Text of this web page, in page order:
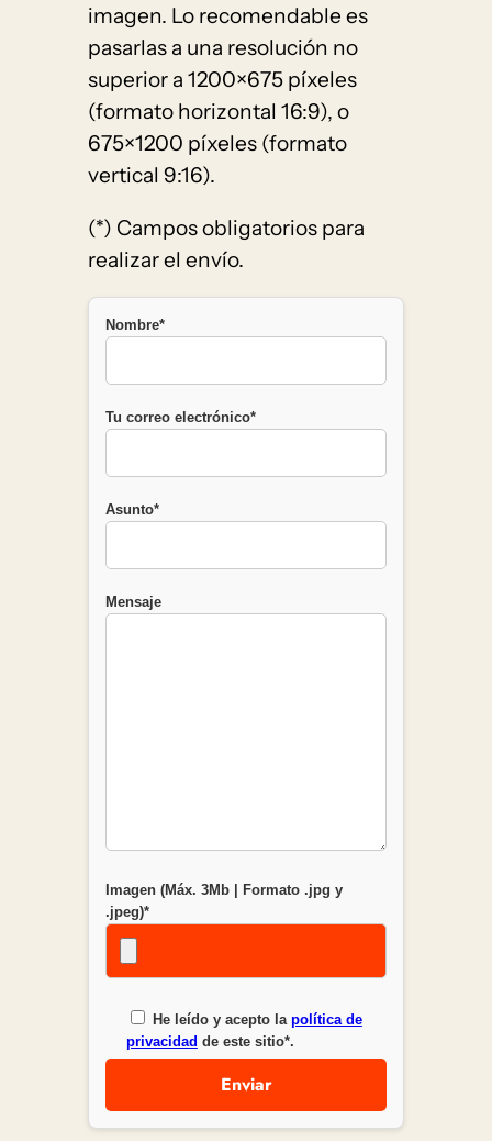
imagen. Lo recomendable es
pasarlas a una resolución no
superior a 1200×675 píxeles
(formato horizontal 16:9), o
675×1200 píxeles (formato
vertical 9:16).
(*) Campos obligatorios para
realizar el envío.
Nombre*
Tu correo electrónico*
Asunto*
Mensaje
Imagen (Máx. 3Mb | Formato .jpg y
.jpeg)*
He leído y acepto la política de
privacidad de este sitio*.